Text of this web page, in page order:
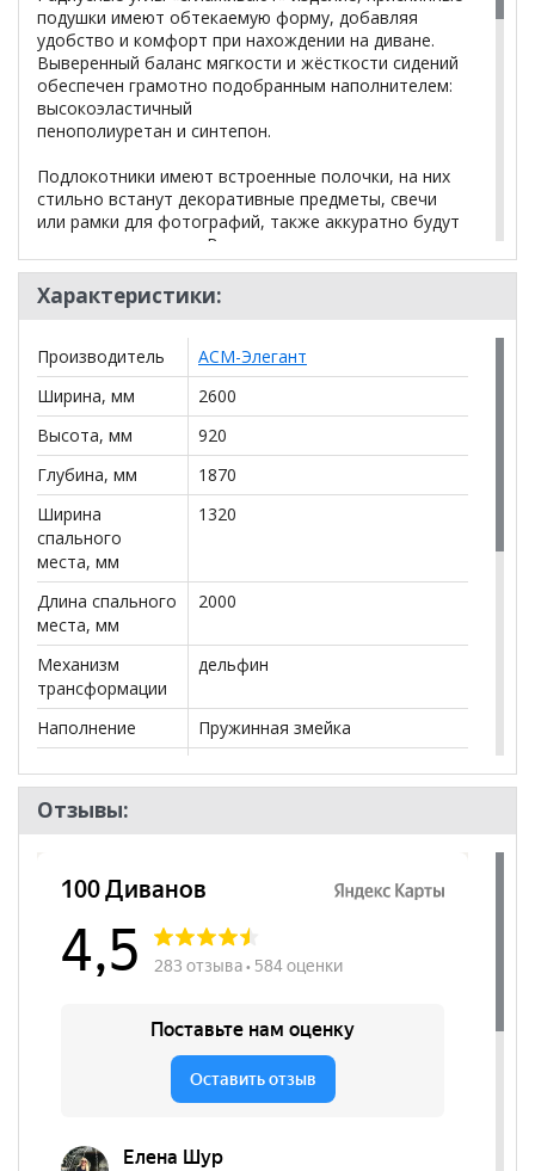
подушки имеют обтекаемую форму, добавляя
удобство и комфорт при нахождении на диване.
Выверенный баланс мягкости и жёсткости сидений
обеспечен грамотно подобранным наполнителем:
высокоэластичный
пенополиуретан и синтепон.
Подлокотники имеют встроенные полочки, на них
стильно встанут декоративные предметы, свечи
или рамки для фотографий, также аккуратно будут
расположены книги. В углу дивана,
располагается столешница, на которую можно
ставить чашечку вкусного чая и удобно
расположившись общаться со своей семьёй и
Диван также порадует своего обладателя широким
спальным местом, созданное при помощи
надёжного спального механизма
«Дельфин». Модель Сенатор – воплощение
элегантности и гармоничности вашего очага.
*Дополнительную информацию о том, как купить
Диван Сенатор ДУ
по телефону
**Цены на официальном сайте
действительны только для интернет-магазина
могут отличаться от цен в розничных магазинах-
салонах сети!
Характеристики:
Производитель
АСМ-Элегант
Ширина, мм
2600
Высота, мм
920
Глубина, мм
1870
Ширина
спального
места, мм
1320
Длина спального
места, мм
2000
Механизм
трансформации
дельфин
Наполнение
Пружинная змейка
мест
Наличие короба
да
Наличие
подлокотников
Декоративные
нет
АСМ-Элегант
Современный
Отзывы: